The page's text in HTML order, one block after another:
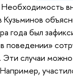
Необходимость
Кузьминов
года был
поведении»
случаи можно